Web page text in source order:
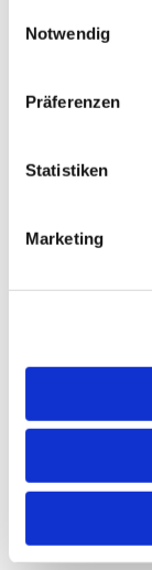
Notwendig
Präferenzen
Statistiken
Marketing